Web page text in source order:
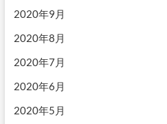
2020年9月
2020年8月
2020年7月
2020年6月
2020年5月